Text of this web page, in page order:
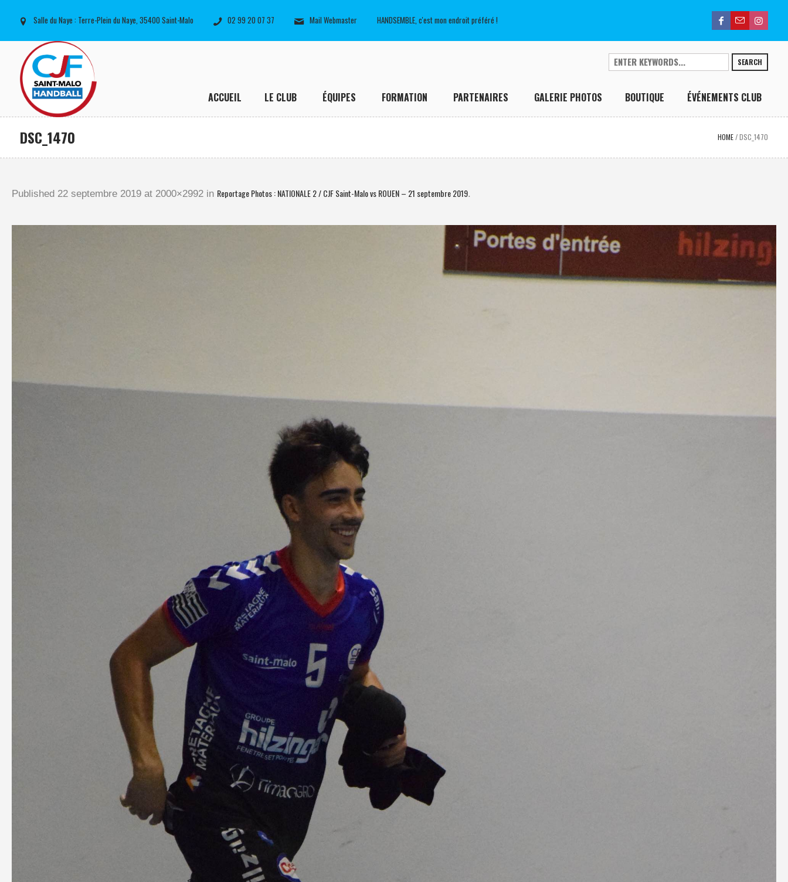
Salle du Naye : Terre-Plein du Naye, 35400 Saint-Malo 02 99 20 07 37 Mail Webmaster HANDSEMBLE, c'est mon endroit préféré !
SEARCH
ACCUEIL LE CLUB ÉQUIPES FORMATION PARTENAIRES GALERIE PHOTOS BOUTIQUE ÉVÉNEMENTS CLUB
DSC_1470 HOME /DSC_1470
Published 22 septembre 2019 at 2000×2992 in Reportage Photos : NATIONALE 2 / CJF Saint-Malo vs ROUEN – 21 septembre 2019.